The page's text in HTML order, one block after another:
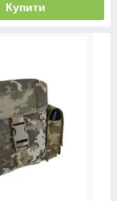
Купити